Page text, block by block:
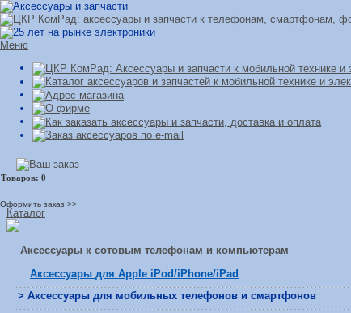
Меню
Оформить заказ >>
Каталог
Аксессуары к сотовым телефонам и компьютерам
Аксессуары для Apple iPod/iPhone/iPad
> Аксессуары для мобильных телефонов и смартфонов